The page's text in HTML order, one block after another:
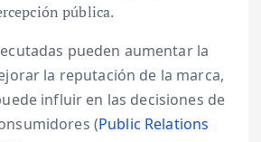
pública.
pueden aumentar la
la reputación de la marca,
influir en las decisiones de
(Public Relations